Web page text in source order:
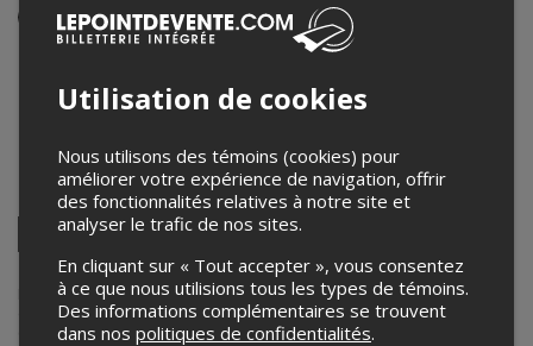
Événement en personne
6 février 2025
L'Escogriffe Bar
Partagez cet événement
Facebook
Twitter
Linkedin PinterestEnvoyer
par
courriel
Lepointdevente.com agit à titre de mandataire pour TAVERNE TOUR
dans le cadre de l’affichage en ligne et la vente de billets pour ses
événements.
Utilisation de cookies
Nous utilisons des témoins (cookies) pour
améliorer votre expérience de navigation, offrir
des fonctionnalités relatives à notre site et
analyser le trafic de nos sites.
En cliquant sur « Tout accepter », vous consentez
à ce que nous utilisions tous les types de témoins.
Des informations complémentaires se trouvent
dans nos politiques de confidentialités.